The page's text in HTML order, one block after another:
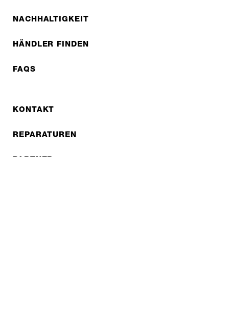
NACHHALTIGKEIT
HÄNDLER FINDEN
FAQS
KONTAKT
REPARATUREN
PARTNER